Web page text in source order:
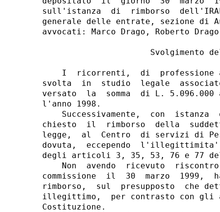
sull'istanza  di  rimborso
generale delle entrate, sezione di
avvocati: Marco Drago, Roberto
Svolgimento
I  ricorrenti,  di  professione
svolta  in  studio  legale
versato  la  somma  di L.
l'anno 1998.
Successivamente,  con  istanza
chiesto  il  rimborso  della
legge,  al  Centro  di servizi di
dovuta,  eccependo  l'illegittimita'
degli articoli 3, 35, 53, 76 e 77
Non  avendo  ricevuto
commissione  il  30  marzo
rimborso,  sul  presupposto  che
illegittimo,  per contrasto con gli
Costituzione.